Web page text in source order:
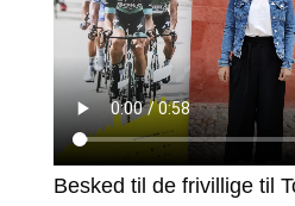
Besked til de frivillige til